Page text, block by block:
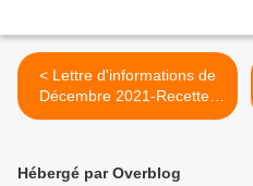
< Lettre d'informations de
Décembre 2021-Recettes
du mois
Hébergé par Overblog